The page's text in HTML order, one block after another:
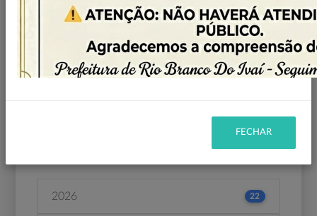
MODALIDADE: CHAMADA PÚBLICA
2026 22
FECHAR